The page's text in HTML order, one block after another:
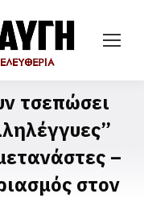
τσεπώσει
–
στον